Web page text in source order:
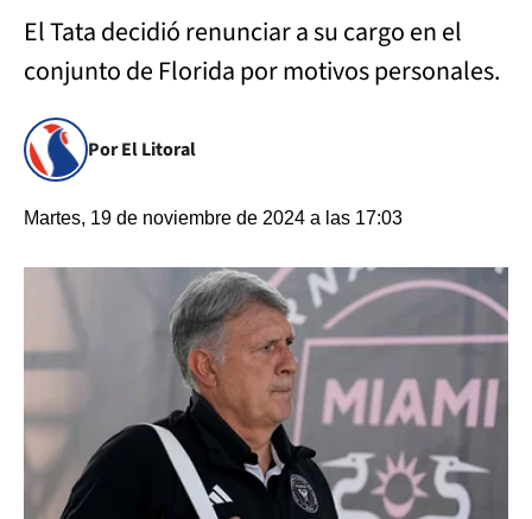
El Tata decidió renunciar a su cargo en el
conjunto de Florida por motivos personales.
Por El Litoral
Martes, 19 de noviembre de 2024 a las 17:03